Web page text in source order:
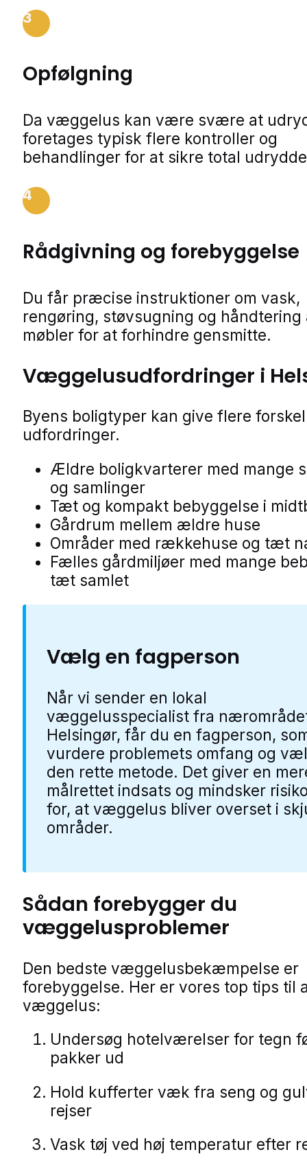
3
Opfølgning
Da væggelus kan være svære at
foretages typisk flere kontroller og
behandlinger for at sikre total
4
Rådgivning og forebyggelse
Du får præcise instruktioner om vask,
rengøring, støvsugning og håndtering
møbler for at forhindre gensmitte.
Væggelusudfordringer i
Byens boligtyper kan give flere
udfordringer.
Ældre boligkvarterer med mange
og samlinger
Tæt og kompakt bebyggelse i
Gårdrum mellem ældre huse
Områder med rækkehuse og tæt
Fælles gårdmiljøer med mange
tæt samlet
Vælg en fagperson
Når vi sender en lokal
væggelusspecialist fra
Helsingør, får du en fagperson,
vurdere problemets omfang og
den rette metode. Det giver en
målrettet indsats og mindsker
for, at væggelus bliver overset i
områder.
Sådan forebygger du
væggelusproblemer
Den bedste væggelusbekæmpelse er
forebyggelse. Her er vores top tips til
væggelus:
Undersøg hotelværelser for tegn
pakker ud
Hold kufferter væk fra seng og
rejser
Vask tøj ved høj temperatur efter